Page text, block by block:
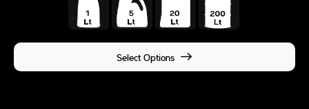
Select Options